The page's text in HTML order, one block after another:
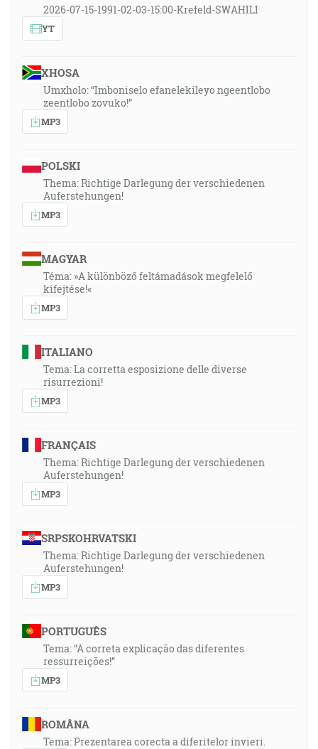
2026-07-15-1991-02-03-15:00-Krefeld-SWAHILI
YT
XHOSA
Umxholo: “Imboniselo efanelekileyo ngeentlobo
zeentlobo zovuko!”
MP3
POLSKI
Thema: Richtige Darlegung der verschiedenen
Auferstehungen!
MP3
MAGYAR
Téma: »A különböző feltámadások megfelelő
kifejtése!«
MP3
ITALIANO
Tema: La corretta esposizione delle diverse
risurrezioni!
MP3
FRANÇAIS
Thema: Richtige Darlegung der verschiedenen
Auferstehungen!
MP3
SRPSKOHRVATSKI
Thema: Richtige Darlegung der verschiedenen
Auferstehungen!
MP3
PORTUGUÊS
Tema: “A correta explicação das diferentes
ressurreições!”
MP3
ROMÂNA
Tema: Prezentarea corecta a diferitelor invieri.